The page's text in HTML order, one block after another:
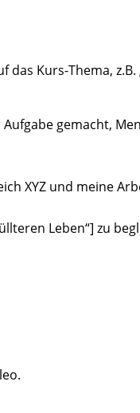
Kurs-Thema,
gemacht,
XYZ und meine
Leben“] zu